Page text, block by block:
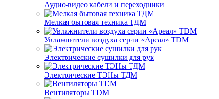
Аудио-видео кабели и переходники
Мелкая бытовая техника ТДМ
Увлажнители воздуха серии «Ареал» TDM
Электрические сушилки для рук
Электрические ТЭНы ТДМ
Вентиляторы TDM